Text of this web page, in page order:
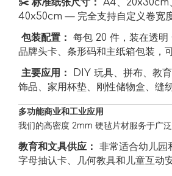
✂️ 标准纸张尺寸： A4、20x30cm
40x50cm — 完全支持自定义卷宽
️ 包装配置：
每包 20 件，装在透
品牌头卡、条形码和主纸箱包装，
️ 主要应用：
DIY 玩具、拼布、教
饰品、家用杯垫、刚性储物盒、缝
多功能商业和工业应用
我们的高密度 2mm 硬毡片材服务于广泛
教育和文具供应：
非常适合幼儿园
字母抽认卡、几何教具和儿童互动